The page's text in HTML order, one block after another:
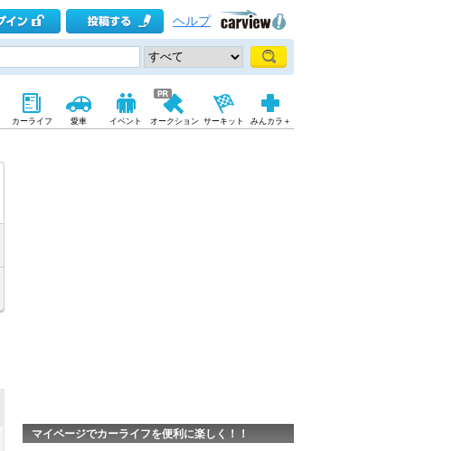
ヘルプ
カーライフ 愛車 イベント オークション サーキット みんカラ＋
マイページでカーライフを便利に楽しく！！